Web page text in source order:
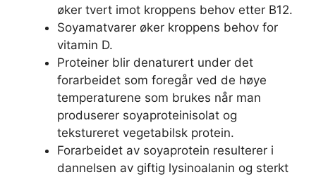
øker tvert imot kroppens behov etter B12.
Soyamatvarer øker kroppens behov for
vitamin D.
Proteiner blir denaturert under det
forarbeidet som foregår ved de høye
temperaturene som brukes når man
produserer soyaproteinisolat og
tekstureret vegetabilsk protein.
Forarbeidet av soyaprotein resulterer i
dannelsen av giftig lysinoalanin og sterkt